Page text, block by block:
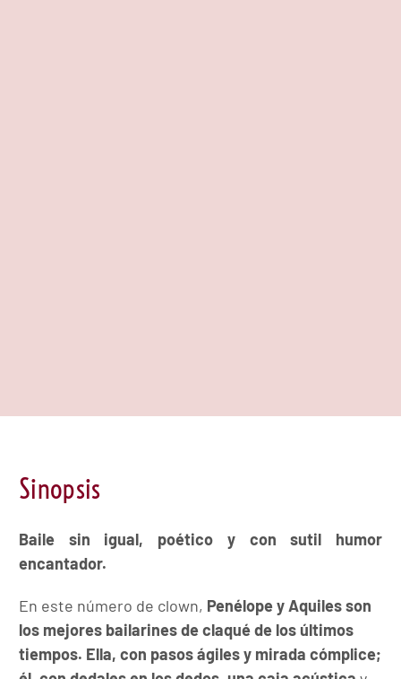
Sinopsis
Baile sin igual, poético y con sutil humor
encantador.
En este número de clown, Penélope y Aquiles son
los mejores bailarines de claqué de los últimos
tiempos. Ella, con pasos ágiles y mirada cómplice;